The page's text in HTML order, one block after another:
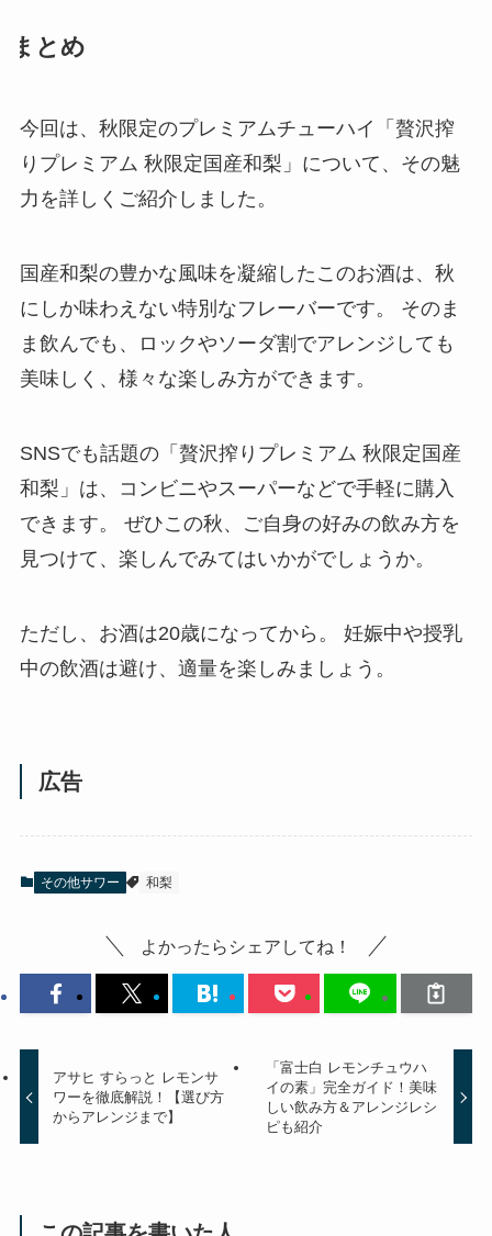
まとめ
今回は、秋限定のプレミアムチューハイ「贅沢搾
りプレミアム 秋限定国産和梨」について、その魅
力を詳しくご紹介しました。
国産和梨の豊かな風味を凝縮したこのお酒は、秋
にしか味わえない特別なフレーバーです。 そのま
ま飲んでも、ロックやソーダ割でアレンジしても
美味しく、様々な楽しみ方ができます。
SNSでも話題の「贅沢搾りプレミアム 秋限定国産
和梨」は、コンビニやスーパーなどで手軽に購入
できます。 ぜひこの秋、ご自身の好みの飲み方を
見つけて、楽しんでみてはいかがでしょうか。
ただし、お酒は20歳になってから。 妊娠中や授乳
中の飲酒は避け、適量を楽しみましょう。
広告
その他サワー 和梨
よかったらシェアしてね！
アサヒ すらっと レモンサ
ワーを徹底解説！【選び方
からアレンジまで】
「富士白 レモンチュウハ
イの素」完全ガイド！美味
しい飲み方＆アレンジレシ
ピも紹介